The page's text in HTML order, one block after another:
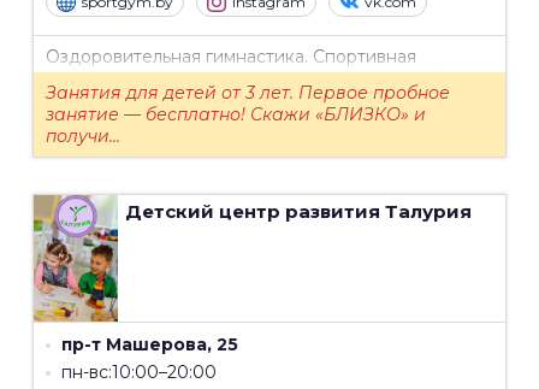
Оздоровительная гимнастика. Спортивная
гимнастика. Эстетическая гимнастика. Акробатика.
Занятия для детей от 3 лет. Первое пробное
занятие — бесплатно! Скажи «БЛИЗКО» и
получи...
Детский центр развития Талурия
пр-т Машерова, 25
пн-вс:10:00–20:00